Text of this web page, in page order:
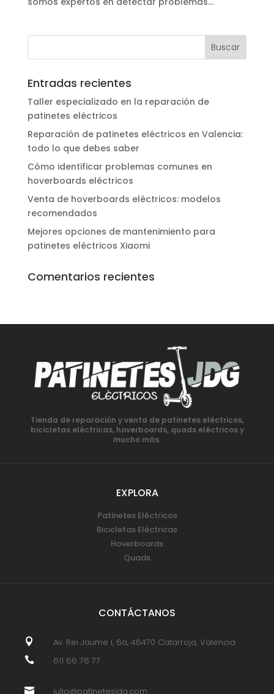
Entradas recientes
Taller especializado en la reparación de
patinetes eléctricos
Reparación de patinetes eléctricos en Valencia:
todo lo que debes saber
Cómo identificar problemas comunes en
hoverboards eléctricos
Venta de hoverboards eléctricos: modelos
recomendados
Mejores opciones de mantenimiento para
patinetes eléctricos Xiaomi
Comentarios recientes
Tienda de reparación y venta de patinetes eléctricos,
bicicletas eléctricas, hoverboards, quads eléctricos y
mucho más.
EXPLORA
Patinetes Eléctricos
Bicicletas Eléctricas
Hoverboards
Quads
CONTÁCTANOS
 Av. Rei Jaume I, 6a, 46470 Catarroja, Valencia
 611 66 76 77
 julio@patinetesjdg.com